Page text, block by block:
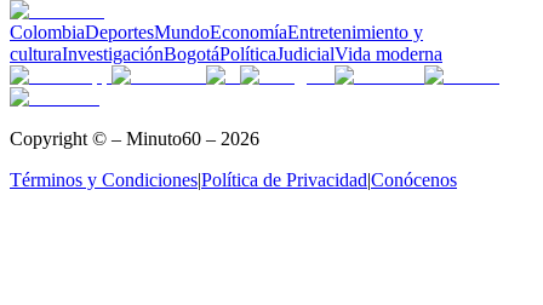
ColombiaDeportesMundoEconomíaEntretenimiento y
culturaInvestigaciónBogotáPolíticaJudicialVida moderna
Copyright © – Minuto60 – 2026
Términos y Condiciones|Política de Privacidad|Conócenos